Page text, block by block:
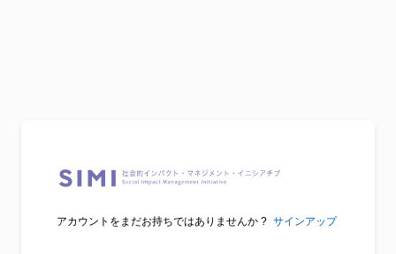
アカウントをまだお持ちではありませんか ? サインアップ